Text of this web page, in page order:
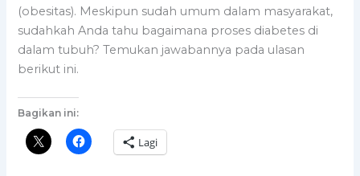
(obesitas). Meskipun sudah umum dalam masyarakat,
sudahkah Anda tahu bagaimana proses diabetes di
dalam tubuh? Temukan jawabannya pada ulasan
berikut ini.
Bagikan ini:
Lagi